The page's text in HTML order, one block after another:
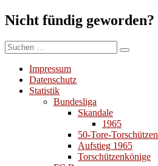
Nicht fündig geworden?
Suchen
nach:
Suchen
Impressum
Datenschutz
Statistik
Bundesliga
Skandale
1965
50-Tore-Torschützen
Aufstieg 1965
Torschützenkönige